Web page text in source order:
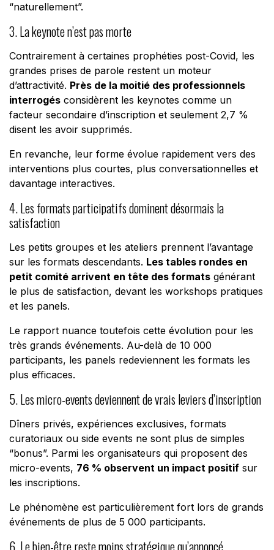
“naturellement”.
3. La keynote n’est pas morte
Contrairement à certaines prophéties post-Covid, les
grandes prises de parole restent un moteur
d’attractivité. Près de la moitié des professionnels
interrogésconsidèrent les keynotes comme un
facteur secondaire d’inscription et seulement 2,7 %
disent les avoir supprimés.
En revanche, leur forme évolue rapidement vers des
interventions plus courtes, plus conversationnelles et
davantage interactives.
4. Les formats participatifs dominent désormais la
satisfaction
Les petits groupes et les ateliers prennent l’avantage
sur les formats descendants. Les tables rondes en
petit comité arrivent en tête des formatsgénérant
le plus de satisfaction, devant les workshops pratiques
et les panels.
Le rapport nuance toutefois cette évolution pour les
très grands événements. Au-delà de 10 000
participants, les panels redeviennent les formats les
plus efficaces.
5. Les micro-events deviennent de vrais leviers d’inscription
Dîners privés, expériences exclusives, formats
curatoriaux ou side events ne sont plus de simples
“bonus”. Parmi les organisateurs qui proposent des
micro-events, 76 % observent un impact positifsur
les inscriptions.
Le phénomène est particulièrement fort lors de grands
événements de plus de 5 000 participants.